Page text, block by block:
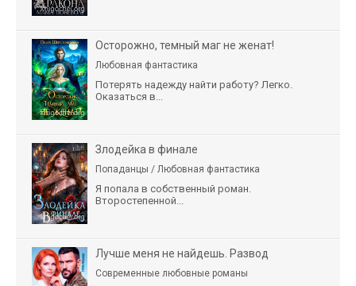
Осторожно, темный маг не женат!
Любовная фантастика
Потерять надежду найти работу? Легко.
Оказаться в...
Злодейка в финале
Попаданцы / Любовная фантастика
Я попала в собственный роман.
Второстепенной...
Лучше меня не найдешь. Развод
Современные любовные романы